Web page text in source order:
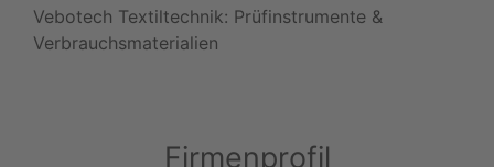
Vebotech Textiltechnik: Prüfinstrumente &
Verbrauchsmaterialien
Firmenprofil